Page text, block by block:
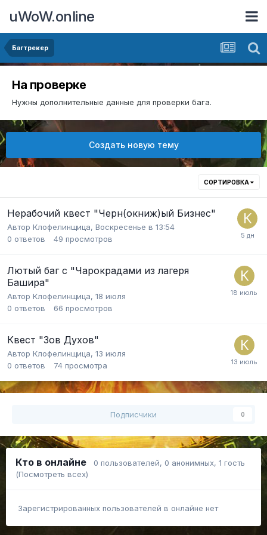
uWoW.online
Багтрекер
На проверке
Нужны дополнительные данные для проверки бага.
Создать новую тему
СОРТИРОВКА
Нерабочий квест "Черн(окниж)ый Бизнес"
Автор Клофелинщица, Воскресенье в 13:54
0 ответов 49 просмотров
Лютый баг с "Чарокрадами из лагеря
Башира"
Автор Клофелинщица, 18 июля
0 ответов 66 просмотров
Квест "Зов Духов"
Автор Клофелинщица, 13 июля
0 ответов 74 просмотра
Подписчики 0
Кто в онлайне 0 пользователей, 0 анонимных, 1 гость
(Посмотреть всех)
Зарегистрированных пользователей в онлайне нет